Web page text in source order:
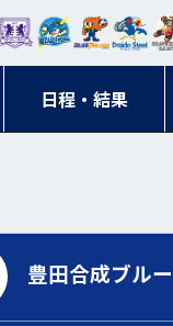
日程・結果
BM
ドリ
ーム
ス
寺ブ
ルー
サン
ーフ
ァル
コン
ニ
豊田合成ブル